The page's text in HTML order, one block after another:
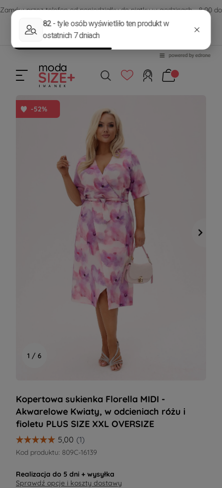
Zamów przez telefon od poniedziałku do piątku w godzinach - 8:00 do
15:00
570 390 351
sklep@modasizeplus.pl
-52%
1 / 6
Kopertowa sukienka Florella MIDI -
Akwarelowe Kwiaty, w odcieniach różu i
fioletu PLUS SIZE XXL OVERSIZE
Kod produktu: 809C-16139
Realizacja do 5 dni + wysyłka
Sprawdź opcje i koszty dostawy